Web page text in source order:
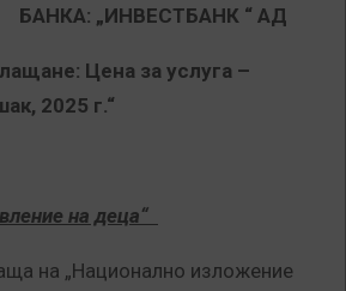
„ИНВЕСТБАНК “ АД
Цена за услуга –
2025 г.“
на деца“
на „Национално изложение